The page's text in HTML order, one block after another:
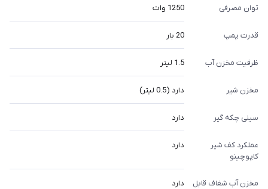
توان مصرفی 1250 وات
قدرت پمپ 20 بار
ظرفیت مخزن آب 1.5 لیتر
مخزن شیر دارد (0.5 لیتر)
سینی چکه گیر دارد
عملکرد کف شیر
کاپوچینو
دارد
مخزن آب شفاف قابل
دارد